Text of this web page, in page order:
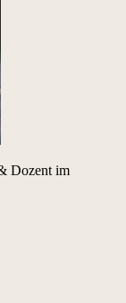
Dozent im